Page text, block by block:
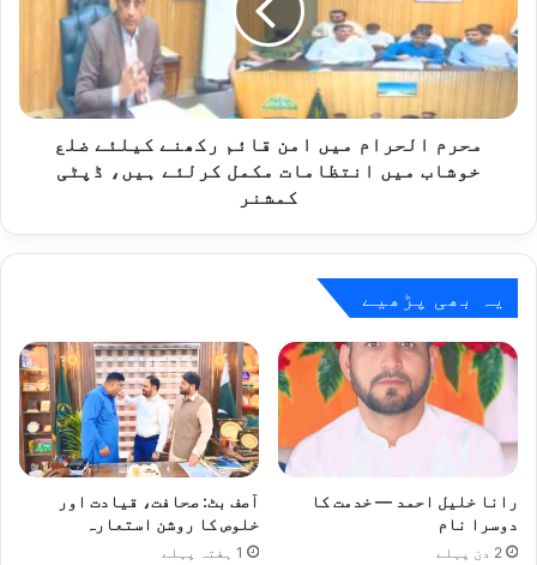
امکان
قائم
رکھنے
کیلئے
ضلع
خوشاب
انتظامات
محرم الحرام میں امن قائم رکھنے کیلئے ضلع
خوشاب میں انتظامات مکمل کرلئے ہیں، ڈپٹی
کمشنر
یہ بھی پڑھیے
رانا خلیل احمد — خدمت کا
دوسرا نام
2 دن پہلے
آصف بٹ: صحافت، قیادت اور
خلوص کا روشن استعارہ
1 ہفتہ پہلے